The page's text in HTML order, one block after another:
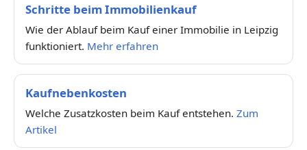
Schritte beim Immobilienkauf
Wie der Ablauf beim Kauf einer Immobilie in Leipzig
funktioniert. Mehr erfahren
Kaufnebenkosten
Welche Zusatzkosten beim Kauf entstehen. Zum
Artikel